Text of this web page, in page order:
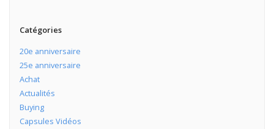
Catégories
20e anniversaire
25e anniversaire
Achat
Actualités
Buying
Capsules Vidéos